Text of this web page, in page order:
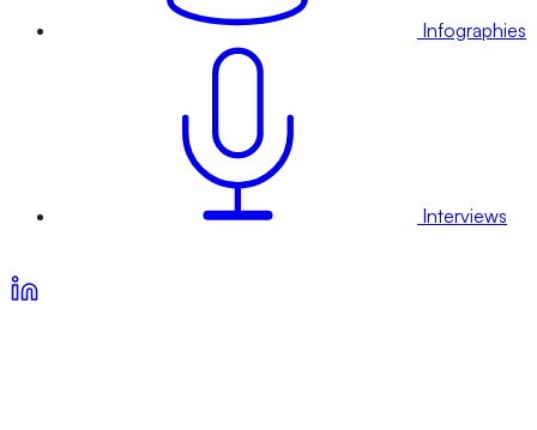
Infographies
Interviews